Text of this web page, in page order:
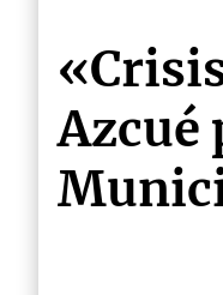
Azcué